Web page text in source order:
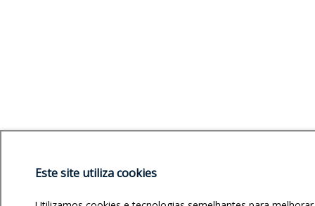
Este site utiliza cookies